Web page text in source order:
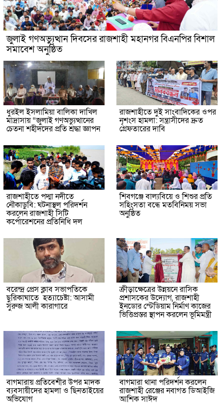
জুলাই গণঅভ্যুত্থান দিবসের রাজশাহী মহানগর বিএনপির বিশাল
সমাবেশ অনুষ্ঠিত
ধুরইল ইসলামিয়া বালিকা দাখিল
মাদ্রাসায় “জুলাই গণঅভ্যুত্থানের
চেতনা শহীদদের প্রতি শ্রদ্ধা জ্ঞাপন
রাজশাহীতে দুই সাংবাদিকের ওপর
নৃশংস হামলা: সন্ত্রাসীদের দ্রুত
গ্রেফতারের দাবি
রাজশাহীতে পদ্মা নদীতে
নৌকাডুবি: ঘটনাস্থল পরিদর্শন
করলেন রাজশাহী সিটি
কর্পোরেশনের প্রতিনিধি দল
শিবগঞ্জে বাল্যবিয়ে ও শিশুর প্রতি
সহিংসতা বন্ধে মতবিনিময় সভা
অনুষ্ঠিত
বরেন্দ্র প্রেস ক্লাব সভাপতিকে
ছুরিকাঘাতে হত্যাচেষ্টা: আসামী
সুরুজ আলী কারাগারে
ক্রীড়াক্ষেত্রের উন্নয়নে রাসিক
প্রশাসকের উদ্যোগ, রাজশাহী
ইনডোর স্টেডিয়াম নির্মাণ কাজের
ভিত্তিপ্রস্তর স্থাপন করলেন ভূমিমন্ত্রী
বাগমারায় প্রতিবেশীর উপর মাদক
ব্যবসায়ীদের হামলা ও ছিনতাইয়ের
অভিযোগ
বাগমারা থানা পরিদর্শন করলেন
রাজশাহী রেঞ্জের নবাগত ডিআইজি
আশিক সাঈদ